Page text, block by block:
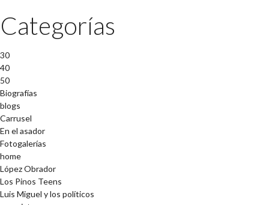
Categorías
30
40
50
Biografías
blogs
Carrusel
En el asador
Fotogalerías
home
López Obrador
Los Pinos Teens
Luis Miguel y los políticos